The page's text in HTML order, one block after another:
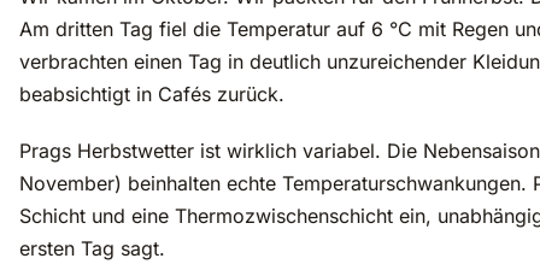
Am dritten Tag fiel die Temperatur auf 6 °C mit Regen
verbrachten einen Tag in deutlich unzureichender
beabsichtigt in Cafés zurück.
Prags Herbstwetter ist wirklich variabel. Die
November) beinhalten echte Temperaturschwankungen.
Schicht und eine Thermozwischenschicht ein,
ersten Tag sagt.